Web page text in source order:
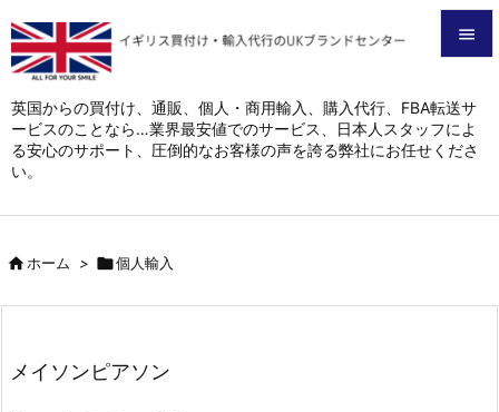
英国からの買付け、通販、個人・商用輸入、購入代行、FBA転送サ
ービスのことなら…業界最安値でのサービス、日本人スタッフによ
る安心のサポート、圧倒的なお客様の声を誇る弊社にお任せくださ
い。

メニュ

サイド
前へ

ホーム > 個人輸入
メイソンピアソン